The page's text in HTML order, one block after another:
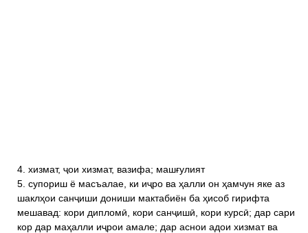
4. хизмат, ҷои хизмат, вазифа; машғулият
5. супориш ё масъалае, ки иҷро ва ҳалли он ҳамчун яке аз
шаклҳои санҷиши дониши мактабиён ба ҳисоб гирифта
мешавад: кори дипломӣ, кори санҷишӣ, кори курсӣ; дар сари
кор дар маҳалли иҷрои амале; дар аснои адои хизмат ва